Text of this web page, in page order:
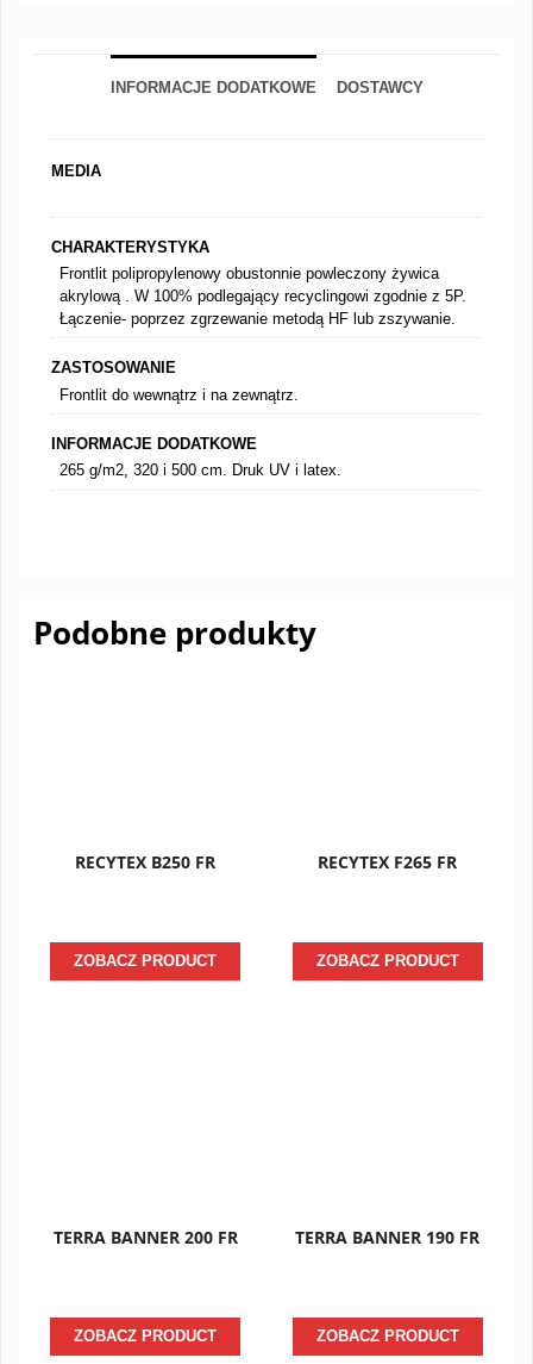
INFORMACJE DODATKOWE DOSTAWCY
MEDIA
CHARAKTERYSTYKA
Frontlit polipropylenowy obustonnie powleczony żywica
akrylową . W 100% podlegający recyclingowi zgodnie z 5P.
Łączenie- poprzez zgrzewanie metodą HF lub zszywanie.
ZASTOSOWANIE
Frontlit do wewnątrz i na zewnątrz.
INFORMACJE DODATKOWE
265 g/m2, 320 i 500 cm. Druk UV i latex.
Podobne produkty
RECYTEX B250 FR
ZOBACZ PRODUCT
RECYTEX F265 FR
ZOBACZ PRODUCT
TERRA BANNER 200 FR
ZOBACZ PRODUCT
TERRA BANNER 190 FR
ZOBACZ PRODUCT